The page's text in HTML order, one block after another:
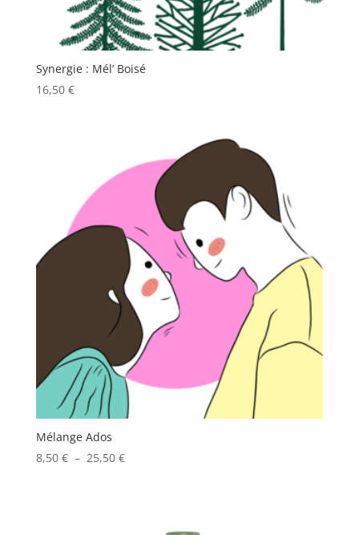
Synergie : Mél’ Boisé
16,50 €
Mélange Ados
8,50 € – 25,50 €Plage